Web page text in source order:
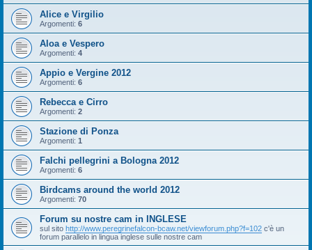
Alice e Virgilio
Argomenti: 6
Aloa e Vespero
Argomenti: 4
Appio e Vergine 2012
Argomenti: 6
Rebecca e Cirro
Argomenti: 2
Stazione di Ponza
Argomenti: 1
Falchi pellegrini a Bologna 2012
Argomenti: 6
Birdcams around the world 2012
Argomenti: 70
Forum su nostre cam in INGLESE
sul sito http://www.peregrinefalcon-bcaw.net/viewforum.php?f=102 c'è un
forum parallelo in lingua inglese sulle nostre cam